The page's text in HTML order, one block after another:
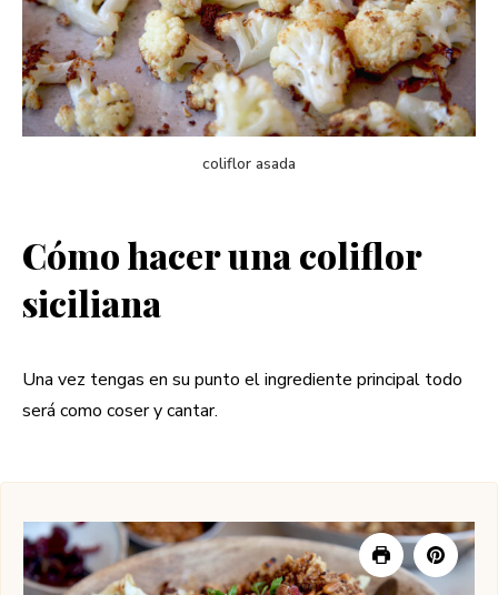
coliflor asada
Cómo hacer una coliflor
siciliana
Una vez tengas en su punto el ingrediente principal todo
será como coser y cantar.